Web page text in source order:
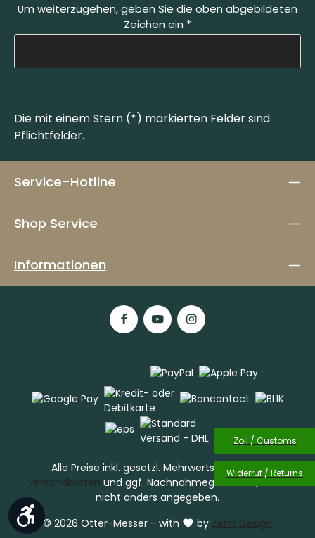
Um weiterzugehen, geben Sie die oben abgebildeten
Zeichen ein *
Die mit einem Stern (*) markierten Felder sind
Pflichtfelder.
Service-Hotline
Shop Service
Informationen
© 2026 Otter-Messer - with by Zenit Design
Alle Preise inkl. gesetzl. Mehrwertsteuer zzgl.
Versandkosten und ggf. Nachnahmegebühren, wenn
nicht anders angegeben.
Zoll / Customs
Widerruf / Returns
Werkzeugleiste anzeigen